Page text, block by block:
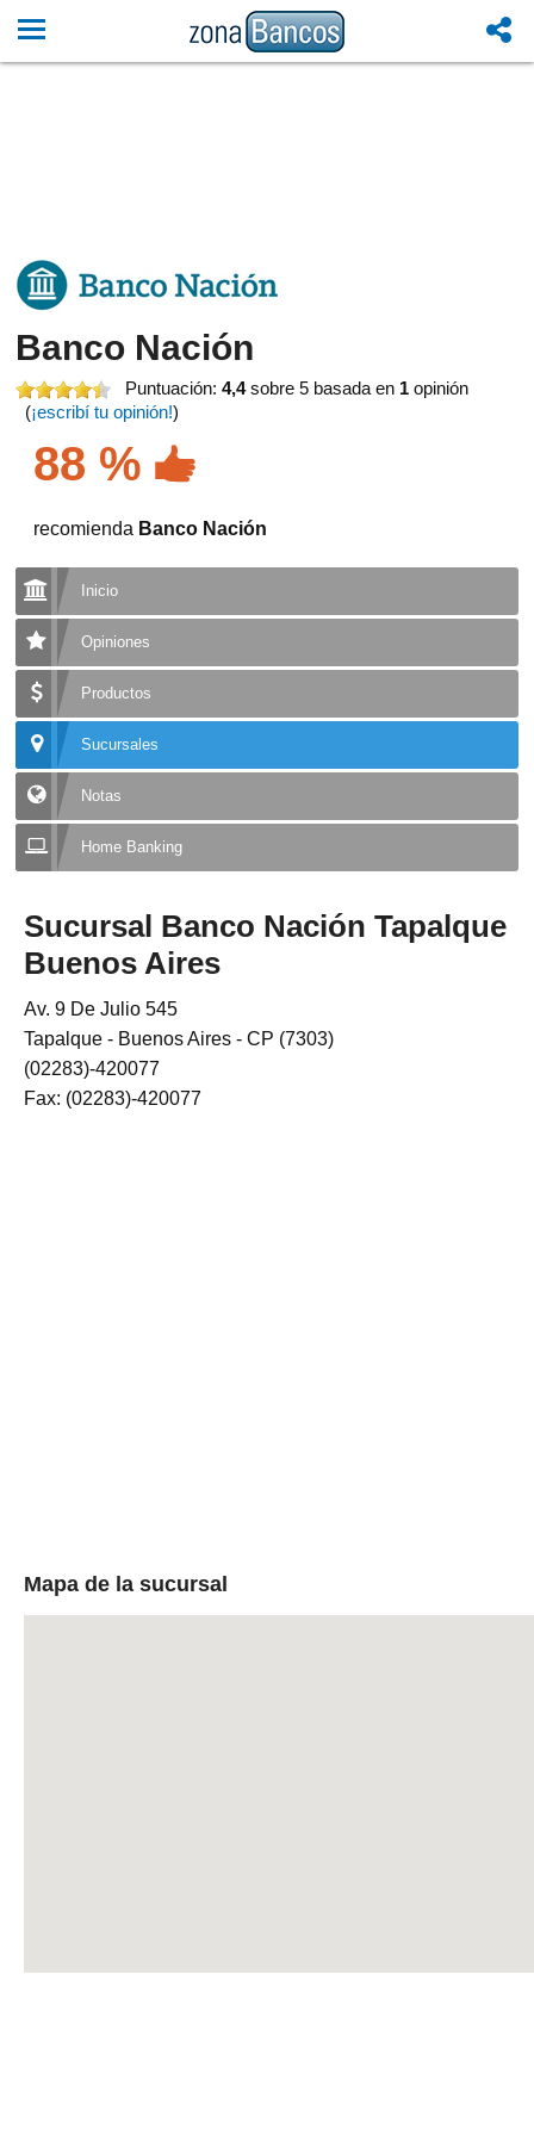
Banco Nación
Puntuación:4,4sobre 5 basada en 1 opinión
(¡escribí tu opinión!)
88 %
recomienda Banco Nación
Inicio
Opiniones
Productos
Sucursales
Notas
Home Banking
Sucursal Banco Nación Tapalque
Buenos Aires
Av. 9 De Julio 545
Tapalque - Buenos Aires - CP (7303)
(02283)-420077
Fax: (02283)-420077
Mapa de la sucursal